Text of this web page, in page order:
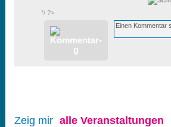
*/ ?>
Zeig mir alle Veranstaltungen